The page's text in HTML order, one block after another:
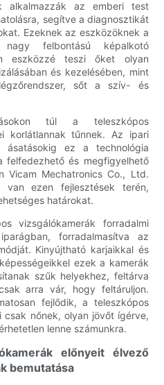
alkalmazzák az emberi test
segítve a diagnosztikát
Ezeknek az eszközöknek a
felbontású képalkotó
eszközzé teszi őket olyan
és kezelésében, mint
sőt a szív- és
túl a teleszkópos
korlátlannak tűnnek. Az ipari
ásatásokig ez a technológia
felfedezhető és megfigyelhető
Vicam Mechatronics Co., Ltd.
ezen fejlesztések terén,
határokat.
vizsgálókamerák forradalmi
forradalmasítva az
Kinyújtható karjaikkal és
ezek a kamerák
szűk helyekhez, feltárva
arra vár, hogy feltáruljon.
fejlődik, a teleszkópos
csak nőnek, olyan jövőt ígérve,
lenne számunkra.
előnyeit élvező
bemutatása